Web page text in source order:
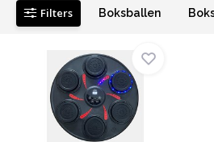
Filters Boksballen